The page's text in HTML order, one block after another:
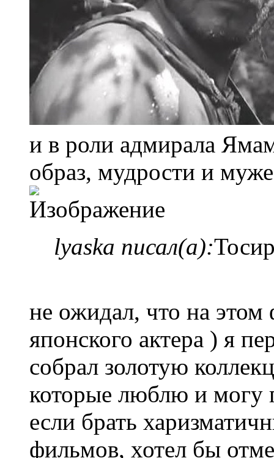
и в роли адмирала
образ, мудрости и
lyaska писал(а):
не ожидал, что на этом
японского актера ) я
собрал золотую
которые люблю и могу
если брать
фильмов, хотел бы